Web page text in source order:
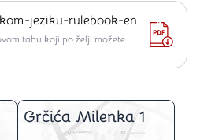
jeziku-rulebook-en
tabu koji po želji možete
Grčića Milenka 1